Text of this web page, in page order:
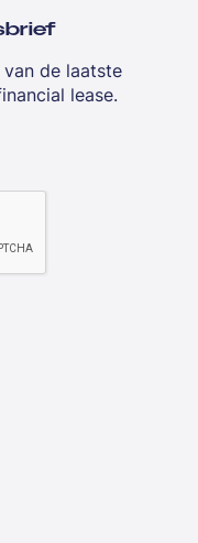
de laatste
lease.